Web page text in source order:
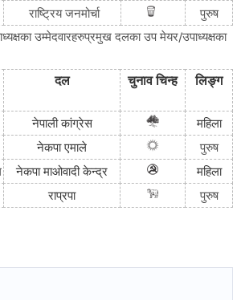
राष्ट्रिय जनमोर्चा
पुरुष
उम्मेदवारहरुप्रमुख दलका उप मेयर/उपाध्यक्षका
दल चुनाव चिन्ह लिङ्ग
नेपाली कांग्रेस
महिला
नेकपा एमाले पुरुष
नेकपा माओवादी केन्द्र
महिला
राप्रपा
पुरुष